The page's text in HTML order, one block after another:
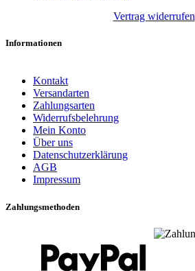
Vertrag widerrufen
Informationen
Kontakt
Versandarten
Zahlungsarten
Widerrufsbelehrung
Mein Konto
Über uns
Datenschutzerklärung
AGB
Impressum
Zahlungsmethoden